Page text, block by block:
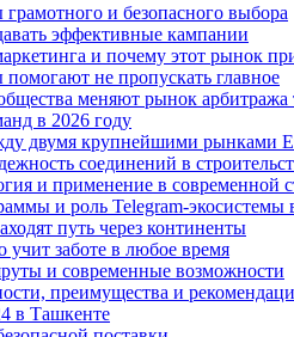
и безопасного выбора
эффективные кампании
и почему этот рынок
не пропускать главное
меняют рынок арбитража
в 2026 году
двумя крупнейшими рынками
соединений в
и применение в современной
и роль Telegram-экосистемы
путь через континенты
учит заботе в любое время
и современные возможности
преимущества и
в Ташкенте